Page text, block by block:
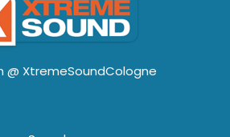
@ XtremeSoundCologne